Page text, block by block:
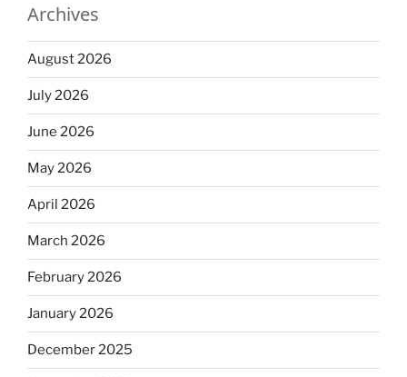
Archives
August 2026
July 2026
June 2026
May 2026
April 2026
March 2026
February 2026
January 2026
December 2025